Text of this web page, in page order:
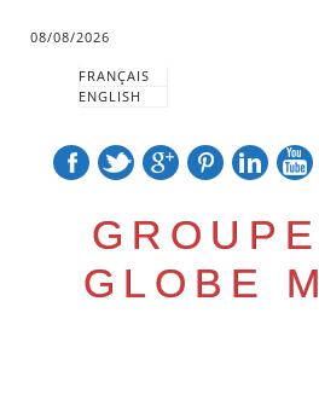
08/08/2026
FRANÇAIS
ENGLISH
GLOBE